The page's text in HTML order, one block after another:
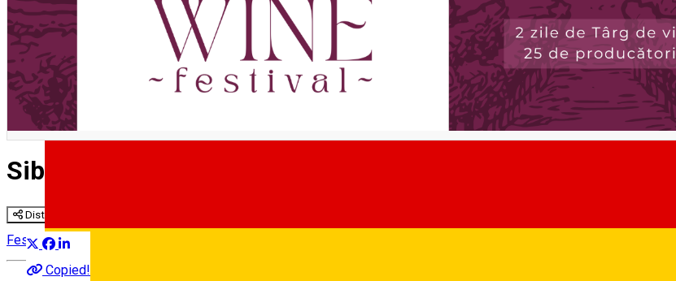
Sibiu Wine Festival 🍇 ediția I
Distribuie
Copied!
Festival